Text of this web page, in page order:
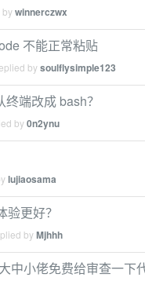
bywinnerczwx
不能正常粘贴
bysoulflysimple123
端改成 bash？
by0n2ynu
lujiaosama
更好？
byMjhhh
小佬免费给审查一下